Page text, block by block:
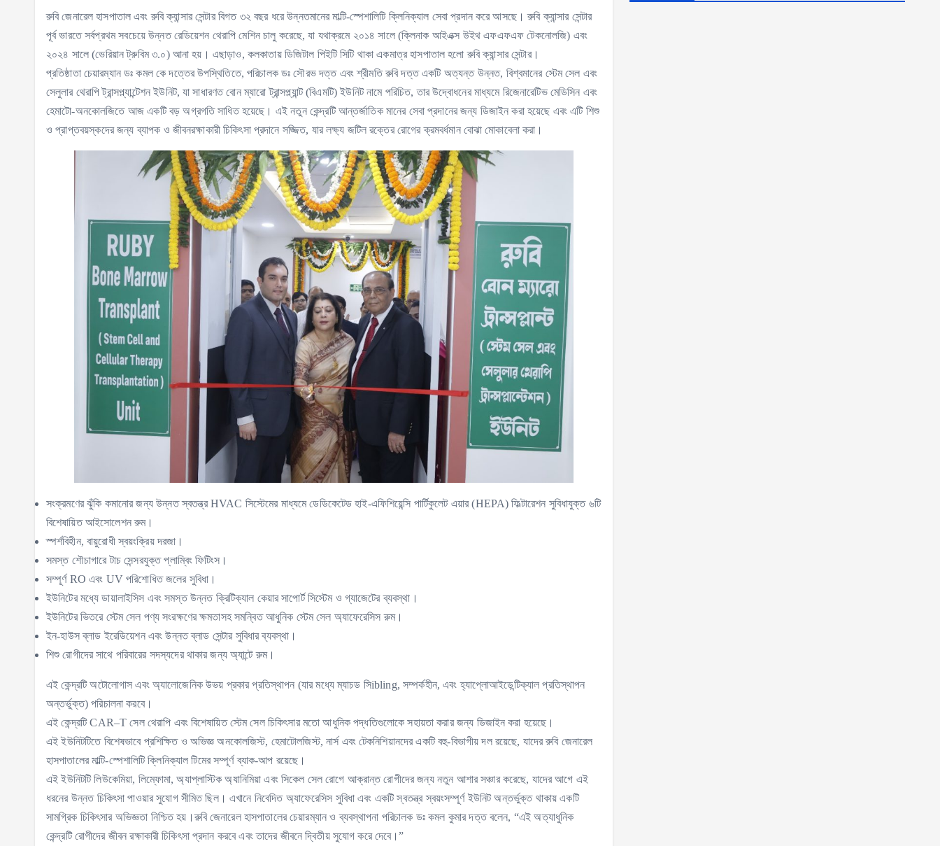
রুবি জেনারেল হাসপাতাল এবং রুবি ক্যান্সার সেন্টার বিগত ৩২ বছর ধরে উন্নতমানের মাল্টি-স্পেশালিটি ক্লিনিক্যাল সেবা প্রদান করে আসছে। রুবি ক্যান্সার সেন্টার
পূর্ব ভারতে সর্বপ্রথম সবচেয়ে উন্নত রেডিয়েশন থেরাপি মেশিন চালু করেছে, যা যথাক্রমে ২০১৪ সালে (ক্লিনাক আইএক্স উইথ এফএফএফ টেকনোলজি) এবং
২০২৪ সালে (ভেরিয়ান ট্রুবিম ৩.০) আনা হয়। এছাড়াও, কলকাতায় ডিজিটাল পিইটি সিটি থাকা একমাত্র হাসপাতাল হলো রুবি ক্যান্সার সেন্টার।
প্রতিষ্ঠাতা চেয়ারম্যান ডঃ কমল কে দত্তের উপস্থিতিতে, পরিচালক ডঃ সৌরভ দত্ত এবং শ্রীমতি রুবি দত্ত একটি অত্যন্ত উন্নত, বিশ্বমানের স্টেম সেল এবং
সেলুলার থেরাপি ট্রান্সপ্ল্যান্টেশন ইউনিট, যা সাধারণত বোন ম্যারো ট্রান্সপ্ল্যান্ট (বিএমটি) ইউনিট নামে পরিচিত, তার উদ্বোধনের মাধ্যমে রিজেনারেটিভ মেডিসিন এবং
হেমাটো-অনকোলজিতে আজ একটি বড় অগ্রগতি সাধিত হয়েছে। এই নতুন কেন্দ্রটি আন্তর্জাতিক মানের সেবা প্রদানের জন্য ডিজাইন করা হয়েছে এবং এটি শিশু
ও প্রাপ্তবয়স্কদের জন্য ব্যাপক ও জীবনরক্ষাকারী চিকিৎসা প্রদানে সজ্জিত, যার লক্ষ্য জটিল রক্তের রোগের ক্রমবর্ধমান বোঝা মোকাবেলা করা।
সংক্রমণের ঝুঁকি কমানোর জন্য উন্নত স্বতন্ত্র HVAC সিস্টেমের মাধ্যমে ডেডিকেটেড হাই-এফিশিয়েন্সি পার্টিকুলেট এয়ার (HEPA) ফিল্টারেশন সুবিধাযুক্ত ৬টি
বিশেষায়িত আইসোলেশন রুম।
স্পর্শবিহীন, বায়ুরোধী স্বয়ংক্রিয় দরজা।
সমস্ত শৌচাগারে টাচ সেন্সরযুক্ত প্লাম্বিং ফিটিংস।
সম্পূর্ণ RO এবং UV পরিশোধিত জলের সুবিধা।
ইউনিটের মধ্যে ডায়ালাইসিস এবং সমস্ত উন্নত ক্রিটিক্যাল কেয়ার সাপোর্ট সিস্টেম ও গ্যাজেটের ব্যবস্থা।
ইউনিটের ভিতরে স্টেম সেল পণ্য সংরক্ষণের ক্ষমতাসহ সমন্বিত আধুনিক স্টেম সেল অ্যাফেরেসিস রুম।
ইন-হাউস ব্লাড ইরেডিয়েশন এবং উন্নত ব্লাড সেন্টার সুবিধার ব্যবস্থা।
শিশু রোগীদের সাথে পরিবারের সদস্যদের থাকার জন্য অ্যান্টে রুম।
এই কেন্দ্রটি অটোলোগাস এবং অ্যালোজেনিক উভয় প্রকার প্রতিস্থাপন (যার মধ্যে ম্যাচড সিibling, সম্পর্কহীন, এবং হ্যাপ্লোআইডেন্টিক্যাল প্রতিস্থাপন
অন্তর্ভুক্ত) পরিচালনা করবে।
এই কেন্দ্রটি CAR–T সেল থেরাপি এবং বিশেষায়িত স্টেম সেল চিকিৎসার মতো আধুনিক পদ্ধতিগুলোকে সহায়তা করার জন্য ডিজাইন করা হয়েছে।
এই ইউনিটটিতে বিশেষভাবে প্রশিক্ষিত ও অভিজ্ঞ অনকোলজিস্ট, হেমাটোলজিস্ট, নার্স এবং টেকনিশিয়ানদের একটি বহু-বিভাগীয় দল রয়েছে, যাদের রুবি জেনারেল
হাসপাতালের মাল্টি-স্পেশালিটি ক্লিনিক্যাল টিমের সম্পূর্ণ ব্যাক-আপ রয়েছে।
এই ইউনিটটি লিউকেমিয়া, লিম্ফোমা, অ্যাপ্লাস্টিক অ্যানিমিয়া এবং সিকেল সেল রোগে আক্রান্ত রোগীদের জন্য নতুন আশার সঞ্চার করেছে, যাদের আগে এই
ধরনের উন্নত চিকিৎসা পাওয়ার সুযোগ সীমিত ছিল। এখানে নিবেদিত অ্যাফেরেসিস সুবিধা এবং একটি স্বতন্ত্র স্বয়ংসম্পূর্ণ ইউনিট অন্তর্ভুক্ত থাকায় একটি
সামগ্রিক চিকিৎসার অভিজ্ঞতা নিশ্চিত হয়।রুবি জেনারেল হাসপাতালের চেয়ারম্যান ও ব্যবস্থাপনা পরিচালক ডঃ কমল কুমার দত্ত বলেন, “এই অত্যাধুনিক
কেন্দ্রটি রোগীদের জীবন রক্ষাকারী চিকিৎসা প্রদান করবে এবং তাদের জীবনে দ্বিতীয় সুযোগ করে দেবে।”